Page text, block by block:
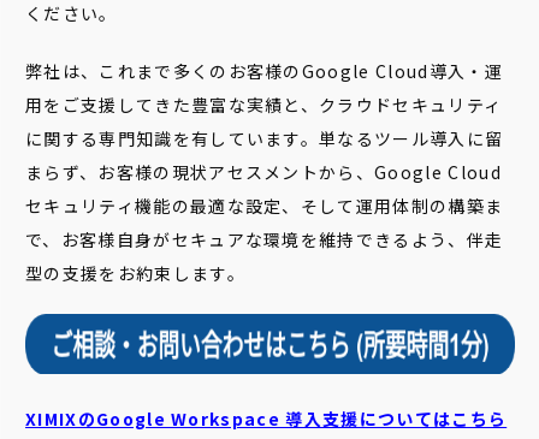
ください。
弊社は、これまで多くのお客様のGoogle Cloud導入・運
用をご支援してきた豊富な実績と、クラウドセキュリティ
に関する専門知識を有しています。単なるツール導入に留
まらず、お客様の現状アセスメントから、Google Cloud
セキュリティ機能の最適な設定、そして運用体制の構築ま
で、お客様自身がセキュアな環境を維持できるよう、伴走
型の支援をお約束します。
XIMIXのGoogle Workspace 導入支援についてはこちら